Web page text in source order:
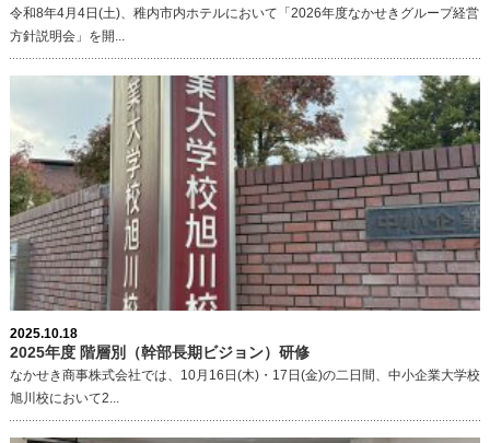
令和8年4月4日(土)、稚内市内ホテルにおいて「2026年度なかせきグループ経営
方針説明会」を開...
2025.10.18
2025年度 階層別（幹部長期ビジョン）研修
なかせき商事株式会社では、10月16日(木)・17日(金)の二日間、中小企業大学校
旭川校において2...